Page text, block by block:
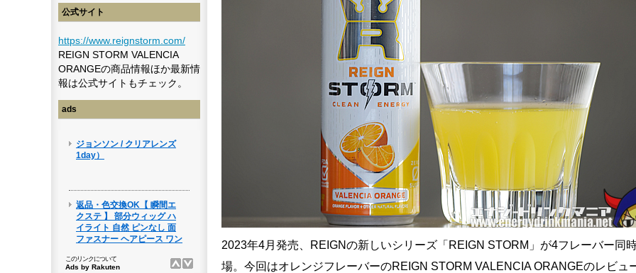
2023年4月発売、REIGNの新しいシリーズ「REIGN STORM」が4フレーバー同
場。今回はオレンジフレーバーのREIGN STORM VALENCIA ORANGEのレビュ
公式サイト
https://www.reignstorm.com/
REIGN STORM VALENCIA
ORANGEの商品情報ほか最新情
報は公式サイトもチェック。
ads